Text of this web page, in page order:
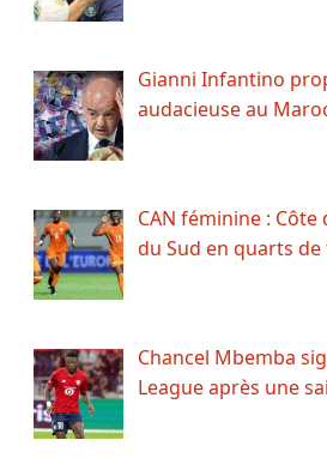
Gianni Infantino
audacieuse au
CAN féminine : Côte
du Sud en quarts
Chancel Mbemba
League après une